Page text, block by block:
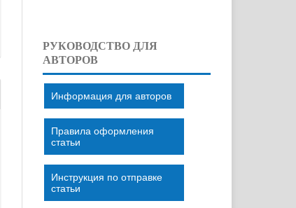
РУКОВОДСТВО ДЛЯ
АВТОРОВ
Информация для авторов
Правила оформления
статьи
Инструкция по отправке
статьи